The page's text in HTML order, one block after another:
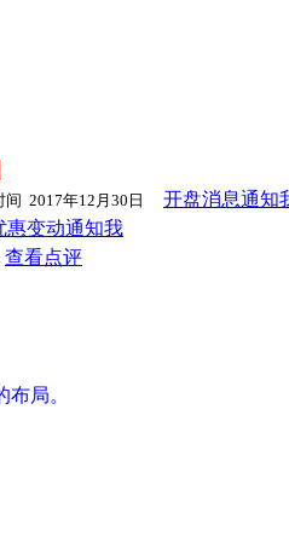
间 2017年12月30日 开盘消息通知
惠变动通知我
查看点评
局。